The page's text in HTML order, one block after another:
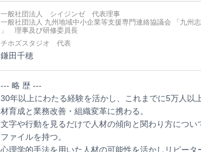
一般社団法人 シイジンゼ 代表理事
一般社団法人 九州地域中小企業等支援専門連絡協議会 「九州
」 理事及び研修委員長
チホズスタジオ 代表
鎌田千穂
--- 略 歴 ---
30年以上にわたる経験を活かし、これまでに5万人以
材育成と業務改善・組織変革に携わる。
文字や行動を見るだけで人材の傾向と関わり方につい
ファイルを持つ。
心理学的手法を用いた人材の可能性を活かしリピータ